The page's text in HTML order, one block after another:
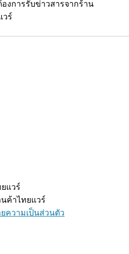
งการรับข่าวสารจากร้าน
วร์
แวร์
ค้าไทยแวร์
ความเป็นส่วนตัว